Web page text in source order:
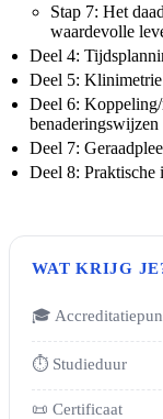
Stap 7: Het
waardevolle
Deel 4:
Deel 5: Klinimetrie
Deel 6: Koppeling/
benaderingswijzen
Deel 7:
Deel 8: Praktische
WAT KRIJG
🎓
⏱ Studieduur
📜 Certificaat